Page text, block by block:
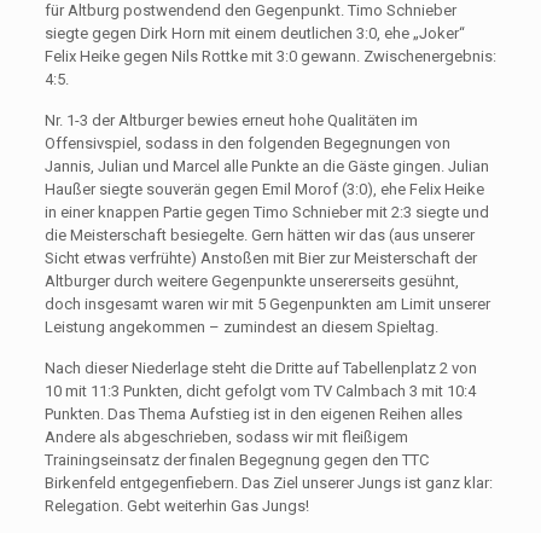
für Altburg postwendend den Gegenpunkt. Timo Schnieber
siegte gegen Dirk Horn mit einem deutlichen 3:0, ehe „Joker“
Felix Heike gegen Nils Rottke mit 3:0 gewann. Zwischenergebnis:
4:5.
Nr. 1-3 der Altburger bewies erneut hohe Qualitäten im
Offensivspiel, sodass in den folgenden Begegnungen von
Jannis, Julian und Marcel alle Punkte an die Gäste gingen. Julian
Haußer siegte souverän gegen Emil Morof (3:0), ehe Felix Heike
in einer knappen Partie gegen Timo Schnieber mit 2:3 siegte und
die Meisterschaft besiegelte. Gern hätten wir das (aus unserer
Sicht etwas verfrühte) Anstoßen mit Bier zur Meisterschaft der
Altburger durch weitere Gegenpunkte unsererseits gesühnt,
doch insgesamt waren wir mit 5 Gegenpunkten am Limit unserer
Leistung angekommen – zumindest an diesem Spieltag.
Nach dieser Niederlage steht die Dritte auf Tabellenplatz 2 von
10 mit 11:3 Punkten, dicht gefolgt vom TV Calmbach 3 mit 10:4
Punkten. Das Thema Aufstieg ist in den eigenen Reihen alles
Andere als abgeschrieben, sodass wir mit fleißigem
Trainingseinsatz der finalen Begegnung gegen den TTC
Birkenfeld entgegenfiebern. Das Ziel unserer Jungs ist ganz klar:
Relegation. Gebt weiterhin Gas Jungs!